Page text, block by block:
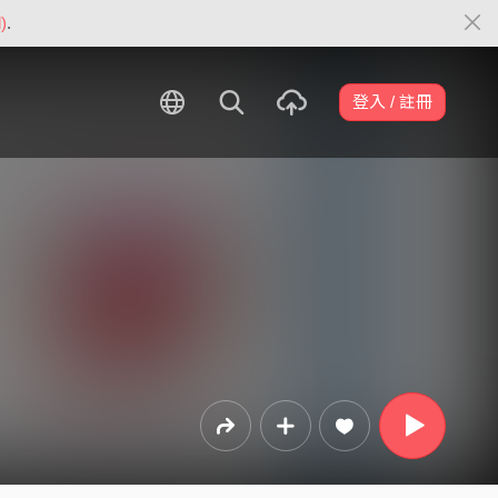
.
登入 / 註冊